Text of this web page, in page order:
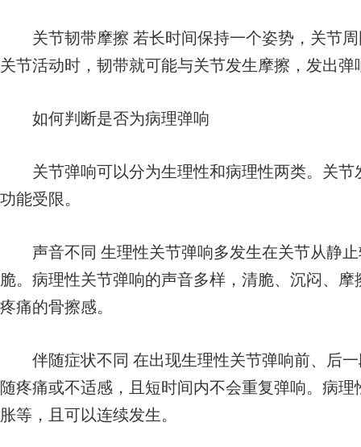
关节韧带摩擦 若长时间保持一个姿势，关节周
关节活动时，韧带就可能与关节发生摩擦，发出弹
如何判断是否为病理弹响
关节弹响可以分为生理性和病理性两类。关节
功能受限。
声音不同 生理性关节弹响多发生在关节从静止
脆。病理性关节弹响的声音多样，清脆、沉闷、
疼痛的骨擦感。
伴随症状不同 在出现生理性关节弹响前、后一
随疼痛或不适感，且短时间内不会重复弹响。病
胀等，且可以连续发生。